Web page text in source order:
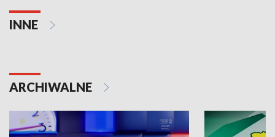
INNE
ARCHIWALNE